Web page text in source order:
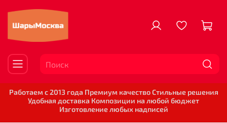
Работаем с 2013 года Премиум качество Стильные решения
Удобная доставка Композиции на любой бюджет
Изготовление любых надписей